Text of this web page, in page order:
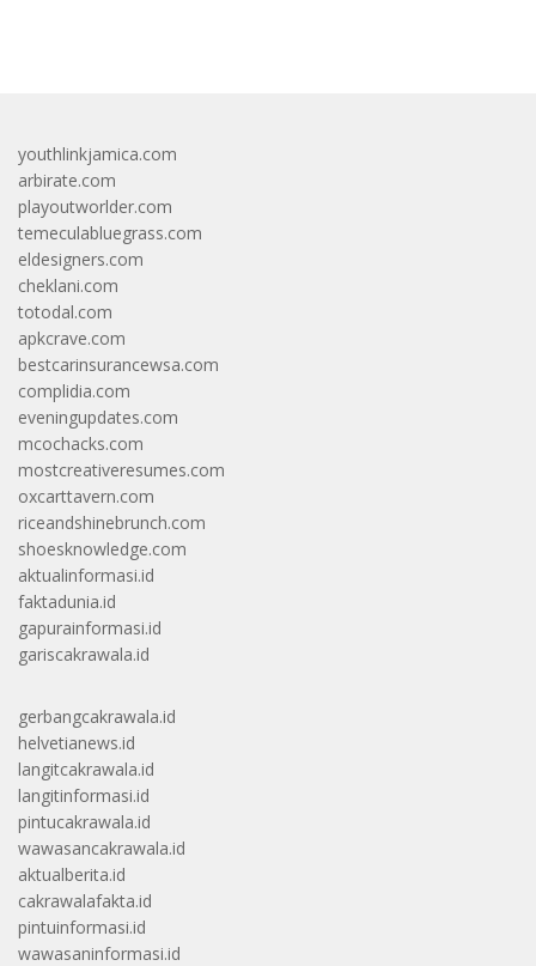
youthlinkjamica.com
arbirate.com
playoutworlder.com
temeculabluegrass.com
eldesigners.com
cheklani.com
totodal.com
apkcrave.com
bestcarinsurancewsa.com
complidia.com
eveningupdates.com
mcochacks.com
mostcreativeresumes.com
oxcarttavern.com
riceandshinebrunch.com
shoesknowledge.com
aktualinformasi.id
faktadunia.id
gapurainformasi.id
gariscakrawala.id
gerbangcakrawala.id
helvetianews.id
langitcakrawala.id
langitinformasi.id
pintucakrawala.id
wawasancakrawala.id
aktualberita.id
cakrawalafakta.id
pintuinformasi.id
wawasaninformasi.id